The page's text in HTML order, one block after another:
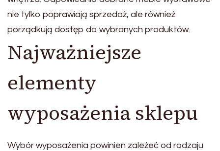
nie tylko poprawiają sprzedaż, ale również
porządkują dostęp do wybranych produktów.
Najważniejsze
elementy
wyposażenia sklepu
Wybór wyposażenia powinien zależeć od rodzaju